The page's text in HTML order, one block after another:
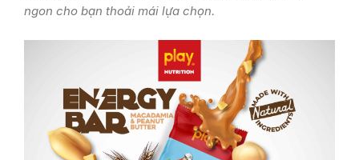
ngon cho bạn thoải mái lựa chọn.